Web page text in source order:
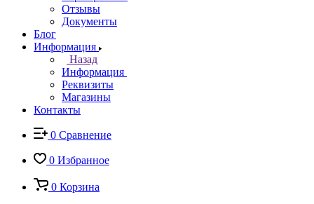
Отзывы
Документы
Блог
Информация
Назад
Информация
Реквизиты
Магазины
Контакты
0 Сравнение
0 Избранное
0 Корзина